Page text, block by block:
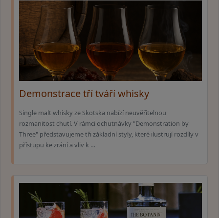
Demonstrace tří tváří whisky
Single malt whisky ze Skotska nabízí neuvěřitelnou
rozmanitost chutí. V rámci ochutnávky "Demonstration by
Three" představujeme tři základní styly, které ilustrují rozdíly v
přístupu ke zrání a vliv k …